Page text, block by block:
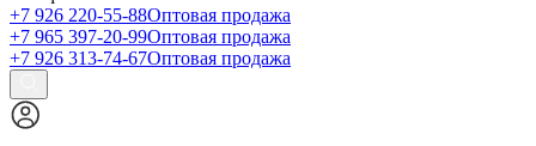
+7 926 220-55-88Оптовая продажа
+7 965 397-20-99Оптовая продажа
+7 926 313-74-67Оптовая продажа